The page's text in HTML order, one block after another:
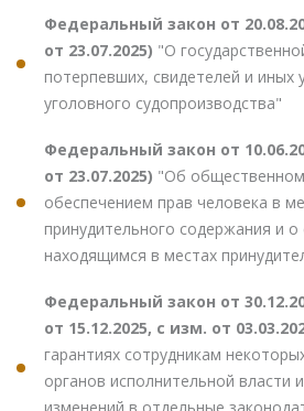
Федеральный закон от
от 23.07.2025) "О
потерпевших, свидетелей и иных
уголовного судопроизводства"
Федеральный закон от
от 23.07.2025) "Об
обеспечением прав человека в
принудительного содержания и
находящимся в местах
Федеральный закон от
от 15.12.2025, с изм. от
гарантиях сотрудникам
органов исполнительной власти